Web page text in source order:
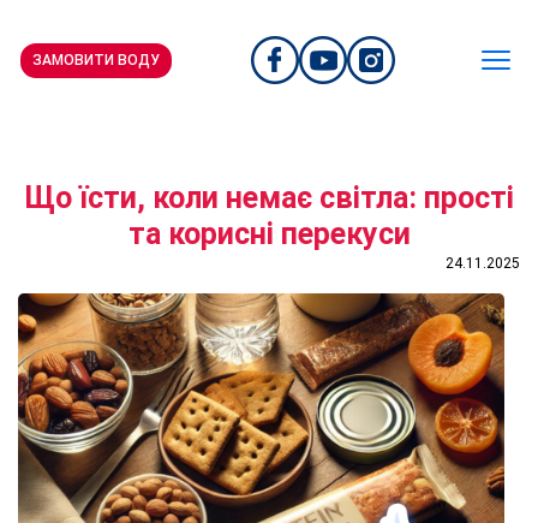
ЗАМОВИТИ ВОДУ
Що їсти, коли немає світла: прості
та корисні перекуси
24.11.2025